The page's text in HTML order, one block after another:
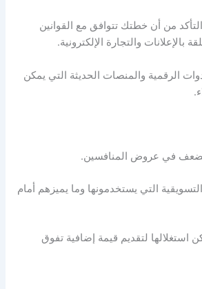
التأكد من أن خطتك تتوافق مع القوانين
بالإعلانات والتجارة الإلكترونية.
الرقمية والمنصات الحديثة التي يمكن
في عروض المنافسين.
التي يستخدمونها وما يميزهم أمام
استغلالها لتقديم قيمة إضافية تفوق